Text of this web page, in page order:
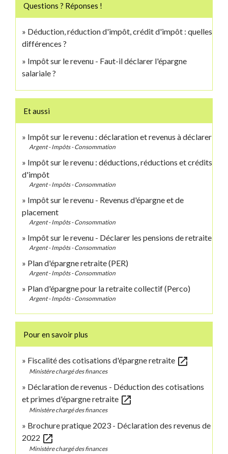
Questions ? Réponses !
Déduction, réduction d'impôt, crédit d'impôt : quelles
différences ?
Impôt sur le revenu - Faut-il déclarer l'épargne
salariale ?
Et aussi
Impôt sur le revenu : déclaration et revenus à déclarer
Argent - Impôts - Consommation
Impôt sur le revenu : déductions, réductions et crédits
d'impôt
Argent - Impôts - Consommation
Impôt sur le revenu - Revenus d'épargne et de
placement
Argent - Impôts - Consommation
Impôt sur le revenu - Déclarer les pensions de retraite
Argent - Impôts - Consommation
Plan d'épargne retraite (PER)
Argent - Impôts - Consommation
Plan d'épargne pour la retraite collectif (Perco)
Argent - Impôts - Consommation
Pour en savoir plus
Fiscalité des cotisations d'épargne retraite open_in_new
Ministère chargé des finances
Déclaration de revenus - Déduction des cotisations
et primes d'épargne retraite open_in_new
Ministère chargé des finances
Brochure pratique 2023 - Déclaration des revenus de
2022 open_in_new
Ministère chargé des finances